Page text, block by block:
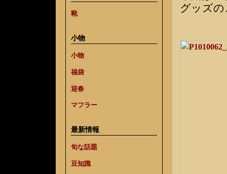
靴
小物
小物
福袋
迎春
マフラー
最新情報
旬な話題
豆知識
グッズ